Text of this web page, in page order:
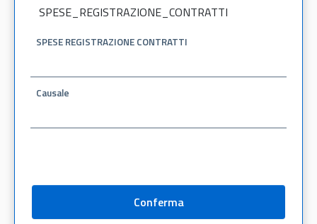
SPESE_REGISTRAZIONE_CONTRATTI
SPESE REGISTRAZIONE CONTRATTI
Causale
Conferma